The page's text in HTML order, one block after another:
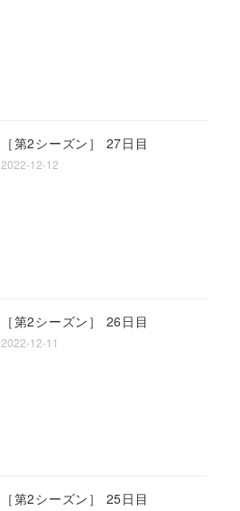
［第2シーズン］ 27日目
2022-12-12
［第2シーズン］ 26日目
2022-12-11
［第2シーズン］ 25日目